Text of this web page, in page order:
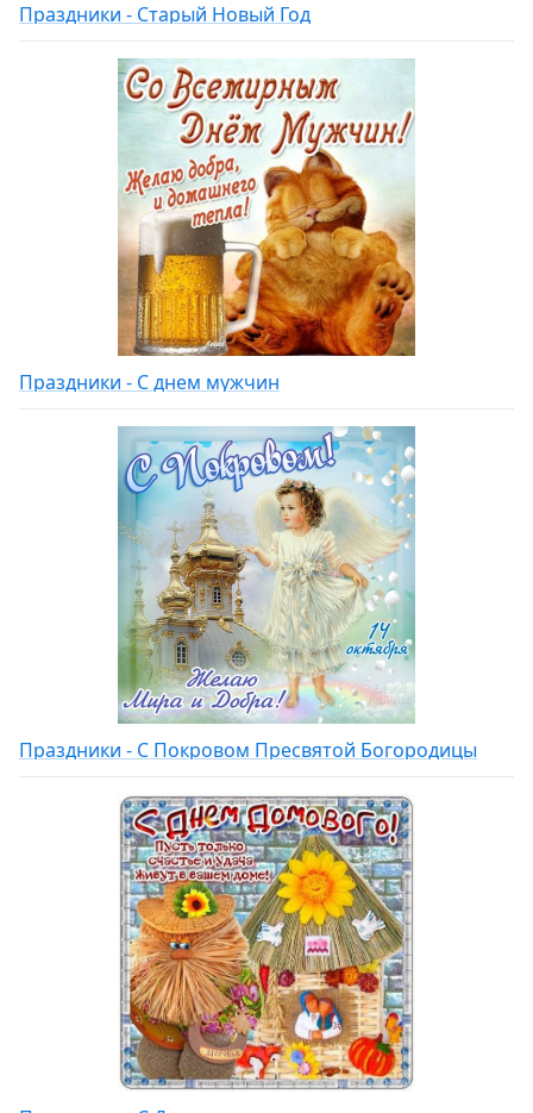
Праздники - Старый Новый Год
Праздники - С днем мужчин
Праздники - С Покровом Пресвятой Богородицы